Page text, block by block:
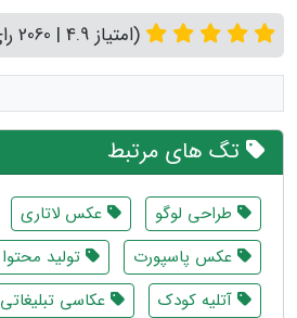
(امتیاز 4.9 | 2060 رای)
تگ های مرتبط
طراحی لوگو عکس لاتاری
عکس پاسپورت
تولید محتوا
آتلیه کودک
عکاسی تبلیغاتی